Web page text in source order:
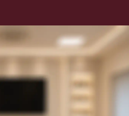
MASTER CLASSCORSI ONLINE